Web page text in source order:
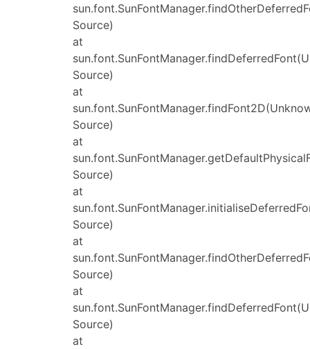
Source)
at
Source)
at
Source)
at
Source)
at
Source)
at
Source)
at
Source)
at